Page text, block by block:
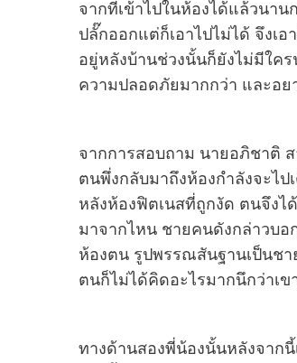
จากที่เข้าไปในห้องได้แล้วนาน
ปลั๊กออกแต่ก็เอาไปไม่ได้ จึงเ
อยู่หลังบ้านช่วงนั้นก็ยังไม่มีใค
ความปลอดภัยมากกว่า และอย
จากการสอบถาม นายอภิชาติ
ตนพึ่งกลับมาถึงห้องกำลังจะไป
หลังห้องฟิตเนสที่ถูกงัด ตนจึงไ
มาจากไหน ชายคนดังกล่าวบอ
ห้องตน รูปพรรณสันฐานเป็นช
ตนก็ไม่ได้คิดอะไรมากนึกว่าเข
ทางด้านสองพี่น้องนั้นหลังจาก